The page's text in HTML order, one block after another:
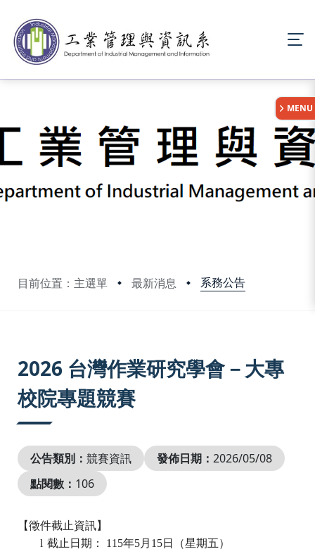
目前位置：主選單 最新消息 系務公告
:::
MENU
2026 台灣作業研究學會－大專
校院專題競賽
公告類別： 競賽資訊 發佈日期： 2026/05/08
點閱數： 106
【徵件截止資訊】
l 截止日期： 115年5月 15日（星期五）